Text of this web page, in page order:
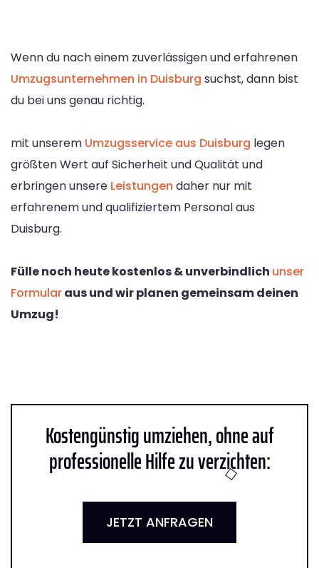
Wenn du nach einem zuverlässigen und erfahrenen
Umzugsunternehmen in Duisburg suchst, dann bist
du bei uns genau richtig.
mit unserem Umzugsservice aus Duisburg legen
größten Wert auf Sicherheit und Qualität und
erbringen unsere Leistungen daher nur mit
erfahrenem und qualifiziertem Personal aus
Duisburg.
Fülle noch heute kostenlos & unverbindlich unser
Formularaus und wir planen gemeinsam deinen
Umzug!
Kostengünstig umziehen, ohne auf
professionelle Hilfe zu verzichten:
JETZT ANFRAGEN